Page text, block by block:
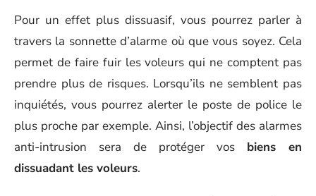
Pour un effet plus dissuasif, vous pourrez parler à
travers la sonnette d’alarme où que vous soyez. Cela
permet de faire fuir les voleurs qui ne comptent pas
prendre plus de risques. Lorsqu’ils ne semblent pas
inquiétés, vous pourrez alerter le poste de police le
plus proche par exemple. Ainsi, l’objectif des alarmes
anti-intrusion sera de protéger vos biens en
dissuadant les voleurs.